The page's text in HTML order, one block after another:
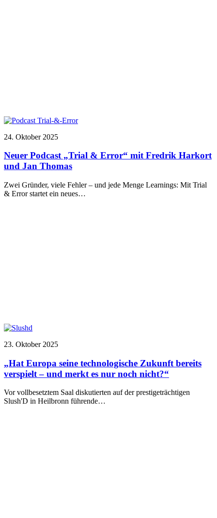
24. Oktober 2025
Neuer Podcast „Trial & Error“ mit Fredrik Harkort
und Jan Thomas
Zwei Gründer, viele Fehler – und jede Menge Learnings: Mit Trial
& Error startet ein neues…
23. Oktober 2025
„Hat Europa seine technologische Zukunft bereits
verspielt – und merkt es nur noch nicht?“
Vor vollbesetztem Saal diskutierten auf der prestigeträchtigen
Slush'D in Heilbronn führende…